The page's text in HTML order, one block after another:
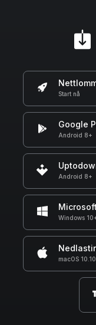
Start nå
Google
Android 8+
Android 8+
Windows
macOS